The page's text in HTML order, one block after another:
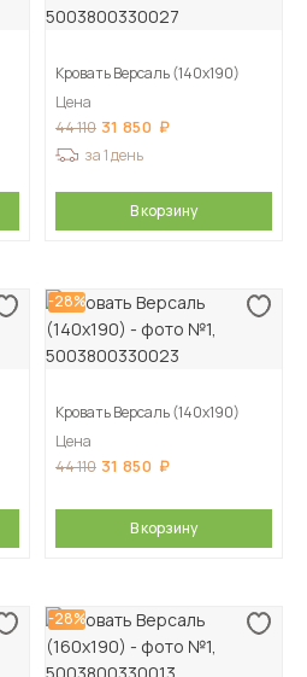
Кровать Версаль (140х190)
Цена
44 110 31 850
за 1 день
В корзину
-28%
Кровать Версаль (140х190)
Цена
44 110 31 850
В корзину
-28%